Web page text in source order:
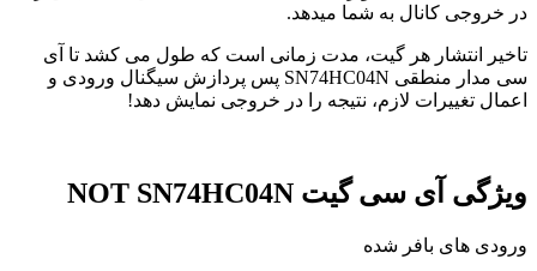
در خروجی کانال به شما میدهد.
تاخیر انتشار هر گیت، مدت زمانی است که طول می کشد تا آی
سی مدار منطقی SN74HC04N پس پردازش سیگنال ورودی و
اعمال تغییرات لازم، نتیجه را در خروجی نمایش دهد!
ویژگی آی سی گیت NOT SN74HC04N
ورودی های بافر شده